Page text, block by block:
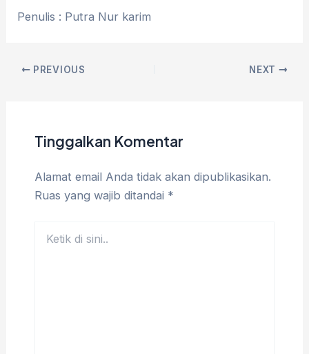
Penulis : Putra Nur karim
PREVIOUS NEXT
Tinggalkan Komentar
Alamat email Anda tidak akan dipublikasikan.
Ruas yang wajib ditandai *